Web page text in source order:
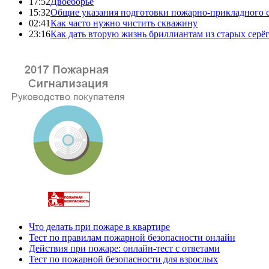
15:32Общие указания подготовки пожарно-прикладного
02:41Как часто нужно чистить скважину
23:16Как дать вторую жизнь бриллиантам из старых серёг
Что делать при пожаре в квартире
Тест по правилам пожарной безопасности онлайн
Действия при пожаре: онлайн-тест с ответами
Тест по пожарной безопасности для взрослых